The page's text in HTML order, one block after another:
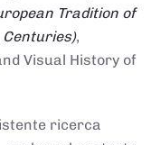
Tradition of
,
Visual History of
ricerca